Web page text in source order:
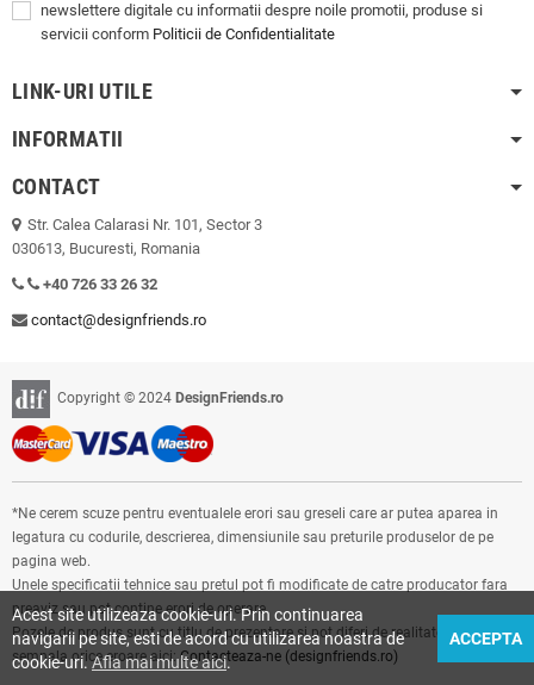
newslettere digitale cu informatii despre noile promotii, produse si
servicii conform Politicii de Confidentialitate
LINK-URI UTILE
INFORMATII
CONTACT
Str. Calea Calarasi Nr. 101, Sector 3
030613, Bucuresti, Romania
+40 726 33 26 32
contact@designfriends.ro
Copyright © 2024 DesignFriends.ro
*Ne cerem scuze pentru eventualele erori sau greseli care ar putea aparea in
legatura cu codurile, descrierea, dimensiunile sau preturile produselor de pe
pagina web.
Unele specificatii tehnice sau pretul pot fi modificate de catre producator fara
preaviz sau pot contine erori de operare.
Pozele de produs sunt cu titlu de prezentare si pot diferi de realitate. Ne puteti
semnala orice eroare aici:Contacteaza-ne (designfriends.ro)
Acest site utilizeaza cookie-uri. Prin continuarea
navigarii pe site, esti de acord cu utilizarea noastra de
cookie-uri.Afla mai multe aici.
ACCEPTA